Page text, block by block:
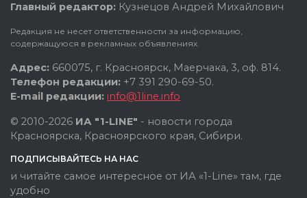
Главный редактор: Кузнецов Андрей Михайлович
Редакция не несет ответственности за информацию,
содержащуюся в рекламных объявлениях.
Адрес: 660075, г. Красноярск, Маерчака, 3, оф. 814.
Телефон редакции: +7 391 290-69-50.
E-mail редакции: info@1line.info
© 2010-2026 ИА "1-LINE" - новости города
Красноярска, Красноярского края, Сибири.
ПОДПИСЫВАЙТЕСЬ НА НАС
и читайте самое интересное от ИА «1-Line» там, где
удобно